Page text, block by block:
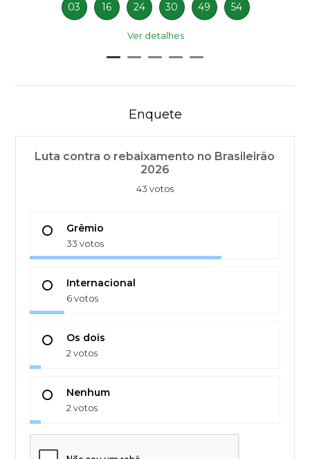
03 16 24 30 49 54
Ver detalhes
Enquete
Luta contra o rebaixamento no Brasileirão
2026
43 votos
Grêmio
33 votos
Internacional
6 votos
Os dois
2 votos
Nenhum
2 votos